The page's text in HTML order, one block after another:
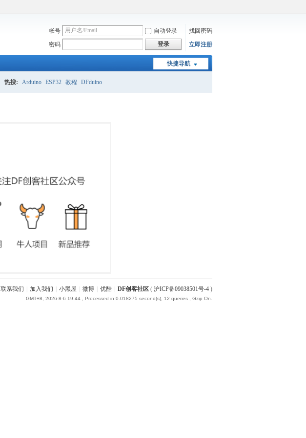
帐号 自动登录
找回密码
密码
登录 立即注册
快捷导航
热搜: Arduino ESP32 教程 DFduino
联系我们 加入我们 小黑屋 微博 优酷 DF创客社区 ( 沪ICP备09038501号-4 )
GMT+8, 2026-8-6 19:44 , Processed in 0.018275 second(s), 12 queries , Gzip On.